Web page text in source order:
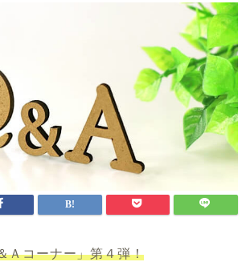
Ａコーナー」第４弾！